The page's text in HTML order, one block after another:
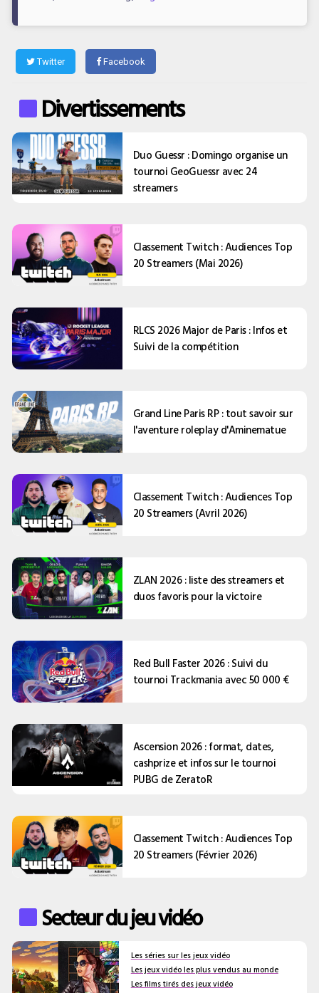
Twitter Facebook
Divertissements
Duo Guessr : Domingo organise un
tournoi GeoGuessr avec 24
streamers
Classement Twitch : Audiences Top
20 Streamers (Mai 2026)
RLCS 2026 Major de Paris : Infos et
Suivi de la compétition
Grand Line Paris RP : tout savoir sur
l'aventure roleplay d'Aminematue
Classement Twitch : Audiences Top
20 Streamers (Avril 2026)
ZLAN 2026 : liste des streamers et
duos favoris pour la victoire
Red Bull Faster 2026 : Suivi du
tournoi Trackmania avec 50 000 €
Ascension 2026 : format, dates,
cashprize et infos sur le tournoi
PUBG de ZeratoR
Classement Twitch : Audiences Top
20 Streamers (Février 2026)
Secteur du jeu vidéo
Les séries sur les jeux vidéo
Les jeux vidéo les plus vendus au monde
Les films tirés des jeux vidéo